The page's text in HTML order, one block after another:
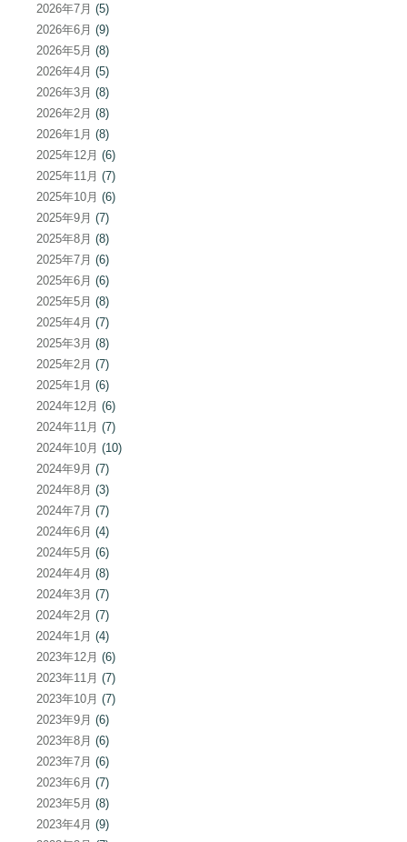
ン
2026年7月 (5)
2026年6月 (9)
2026年5月 (8)
2026年4月 (5)
2026年3月 (8)
2026年2月 (8)
2026年1月 (8)
2025年12月 (6)
2025年11月 (7)
2025年10月 (6)
2025年9月 (7)
2025年8月 (8)
2025年7月 (6)
2025年6月 (6)
2025年5月 (8)
2025年4月 (7)
2025年3月 (8)
2025年2月 (7)
2025年1月 (6)
2024年12月 (6)
2024年11月 (7)
2024年10月 (10)
2024年9月 (7)
2024年8月 (3)
2024年7月 (7)
2024年6月 (4)
2024年5月 (6)
2024年4月 (8)
2024年3月 (7)
2024年2月 (7)
2024年1月 (4)
2023年12月 (6)
2023年11月 (7)
2023年10月 (7)
2023年9月 (6)
2023年8月 (6)
2023年7月 (6)
2023年6月 (7)
2023年5月 (8)
2023年4月 (9)